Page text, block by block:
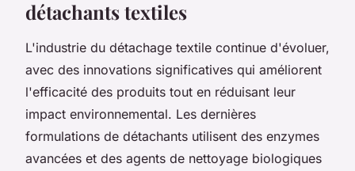
détachants textiles
L'industrie du détachage textile continue d'évoluer,
avec des innovations significatives qui améliorent
l'efficacité des produits tout en réduisant leur
impact environnemental. Les dernières
formulations de détachants utilisent des enzymes
avancées et des agents de nettoyage biologiques